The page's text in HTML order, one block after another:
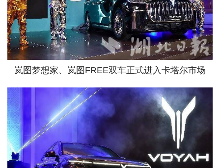
健康
悠游
相亲
汽车
房产
消费
创意
文化
岚图梦想家、岚图FREE双车正式进入卡塔尔市场